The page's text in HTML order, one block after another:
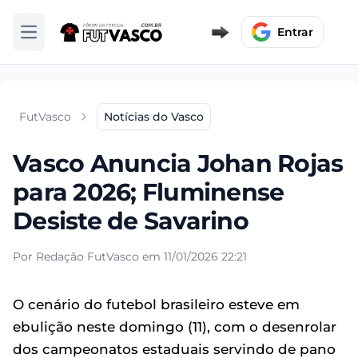
Abrir menu Entrar
FutVasco Notícias do Vasco
Vasco Anuncia Johan Rojas
para 2026; Fluminense
Desiste de Savarino
Por Redação FutVasco em 11/01/2026 22:21
O cenário do futebol brasileiro esteve em
ebulição neste domingo (11), com o desenrolar
dos campeonatos estaduais servindo de pano